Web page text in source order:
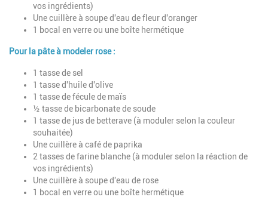
vos ingrédients)
Une cuillère à soupe d'eau de fleur d'oranger
1 bocal en verre ou une boîte hermétique
Pour la pâte à modeler rose :
1 tasse de sel
1 tasse d'huile d'olive
1 tasse de fécule de maïs
½ tasse de bicarbonate de soude
1 tasse de jus de betterave (à moduler selon la couleur
souhaitée)
Une cuillère à café de paprika
2 tasses de farine blanche (à moduler selon la réaction de
vos ingrédients)
Une cuillère à soupe d'eau de rose
1 bocal en verre ou une boîte hermétique